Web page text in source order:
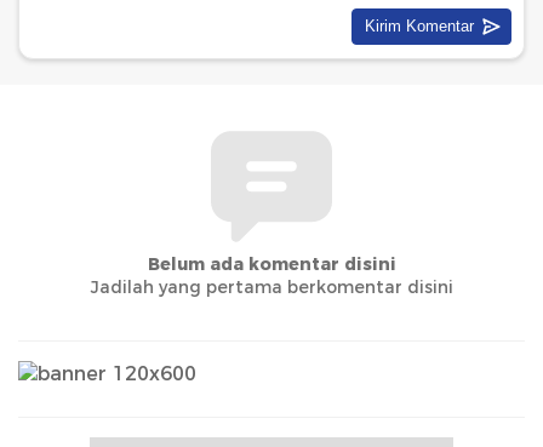
Belum ada komentar disini
Jadilah yang pertama berkomentar disini